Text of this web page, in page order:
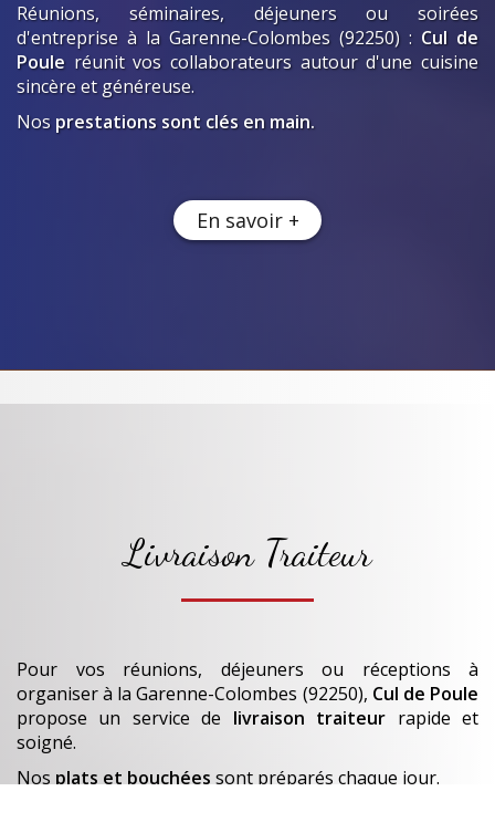
Réunions, séminaires, déjeuners ou soirées
d'entreprise à la Garenne-Colombes (92250) : Cul de
Poule réunit vos collaborateurs autour d'une cuisine
sincère et généreuse.
Nos prestations sont clés en main.
En savoir +
Livraison Traiteur
Pour vos réunions, déjeuners ou réceptions à
organiserà la Garenne-Colombes (92250), Cul de Poule
propose un service de livraison traiteur rapide et
soigné.
Nos plats et bouchées sont préparés chaque jour.